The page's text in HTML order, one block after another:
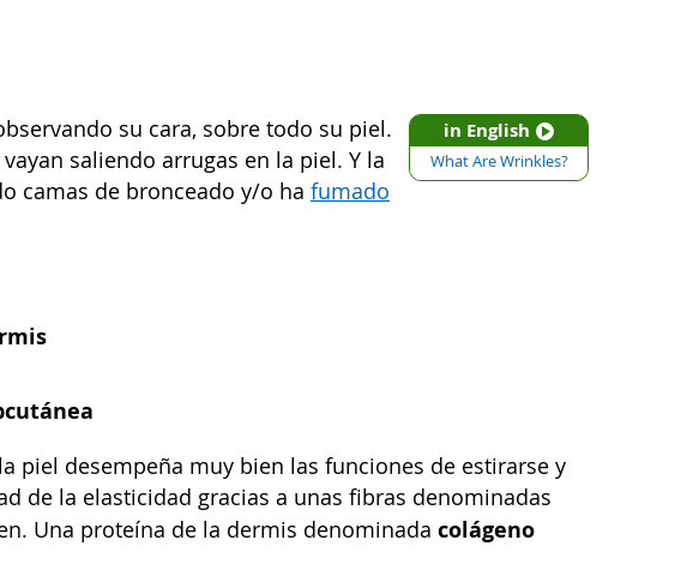
in English
What Are Wrinkles?
su cara, sobre todo su piel.
saliendo arrugas en la piel. Y la
camas de bronceado y/o ha fumado
piel desempeña muy bien las funciones de estirarse y
de la elasticidad gracias a unas fibras denominadas
Una proteína de la dermis denominada colágeno